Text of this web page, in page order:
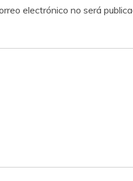
electrónico no será